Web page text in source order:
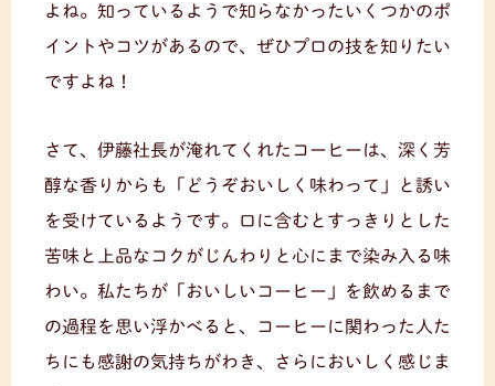
よね。知っているようで知らなかったいくつかのポ
イントやコツがあるので、ぜひプロの技を知りたい
ですよね！
さて、伊藤社長が淹れてくれたコーヒーは、深く芳
醇な香りからも「どうぞおいしく味わって」と誘い
を受けているようです。口に含むとすっきりとした
苦味と上品なコクがじんわりと心にまで染み入る味
わい。私たちが「おいしいコーヒー」を飲めるまで
の過程を思い浮かべると、コーヒーに関わった人た
ちにも感謝の気持ちがわき、さらにおいしく感じま